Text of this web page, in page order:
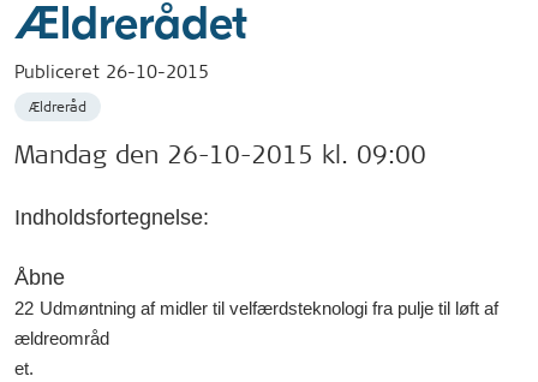
Ældrerådet
Publiceret 26-10-2015
Ældreråd
Mandag den 26-10-2015 kl. 09:00
Indholdsfortegnelse:
Åbne
22 Udmøntning af midler til velfærdsteknologi fra pulje til løft af
ældreområd
et.